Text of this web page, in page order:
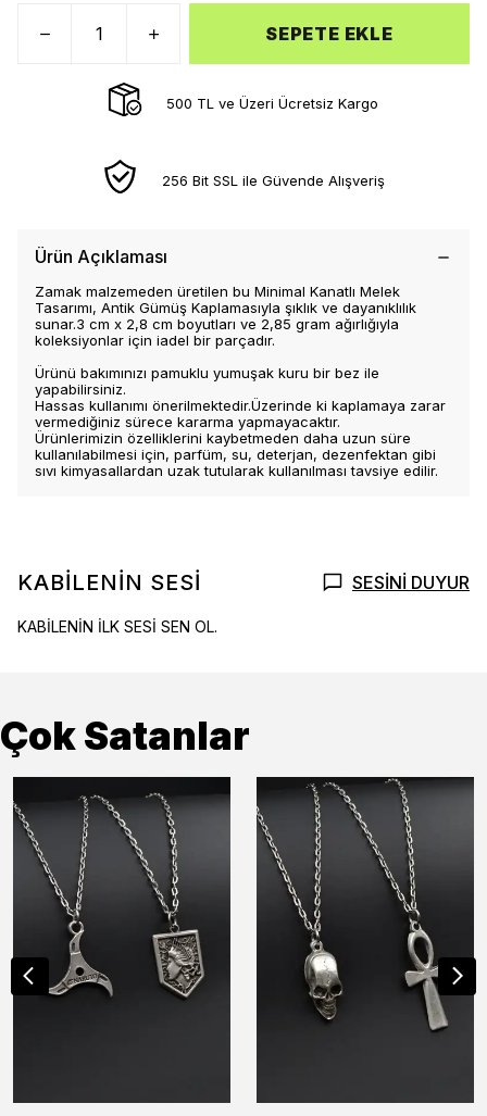
SEPETE EKLE
500 TL ve Üzeri Ücretsiz Kargo
256 Bit SSL ile Güvende Alışveriş
Ürün Açıklaması
Zamak malzemeden üretilen bu Minimal Kanatlı Melek
Tasarımı, Antik Gümüş Kaplamasıyla şıklık ve dayanıklılık
sunar.3 cm x 2,8 cm boyutları ve 2,85 gram ağırlığıyla
koleksiyonlar için iadel bir parçadır.
Ürünü bakımınızı pamuklu yumuşak kuru bir bez ile
yapabilirsiniz.
Hassas kullanımı önerilmektedir.Üzerinde ki kaplamaya zarar
vermediğiniz sürece kararma yapmayacaktır.
Ürünlerimizin özelliklerini kaybetmeden daha uzun süre
kullanılabilmesi için, parfüm, su, deterjan, dezenfektan gibi
sıvı kimyasallardan uzak tutularak kullanılması tavsiye edilir.
KABİLENİN SESİ SESİNİ DUYUR
KABİLENİN İLK SESİ SEN OL.
Çok Satanlar